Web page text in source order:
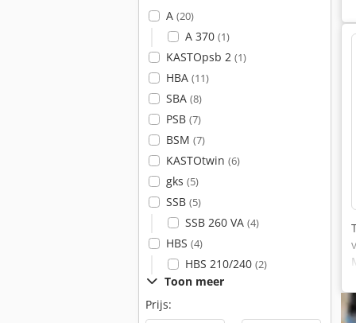
A (20)
A 370 (1)
KASTOpsb 2 (1)
HBA (11)
SBA (8)
PSB (7)
BSM (7)
KASTOtwin (6)
gks (5)
SSB (5)
SSB 260 VA (4)
HBS (4)
HBS 210/240 (2)
Toon meer
Prijs: